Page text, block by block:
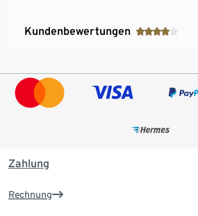
Kundenbewertungen
Zahlung
Rechnung